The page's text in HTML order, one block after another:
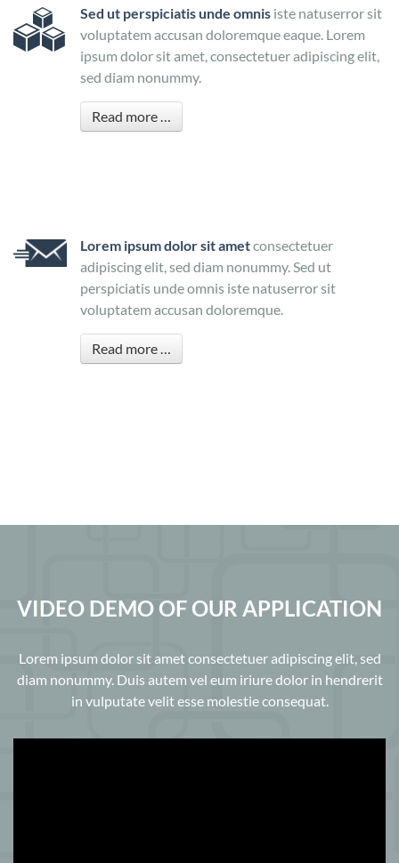
Sed ut perspiciatis unde omnis iste natuserror sit
voluptatem accusan doloremque eaque. Lorem
ipsum dolor sit amet, consectetuer adipiscing elit,
sed diam nonummy.
Read more …
Lorem ipsum dolor sit ametconsectetuer
adipiscing elit, sed diam nonummy. Sed ut
perspiciatis unde omnis iste natuserror sit
voluptatem accusan doloremque.
Read more …
VIDEO DEMO OF OUR APPLICATION
Lorem ipsum dolor sit amet consectetuer adipiscing elit, sed
diam nonummy. Duis autem vel eum iriure dolor in hendrerit
in vulputate velit esse molestie consequat.